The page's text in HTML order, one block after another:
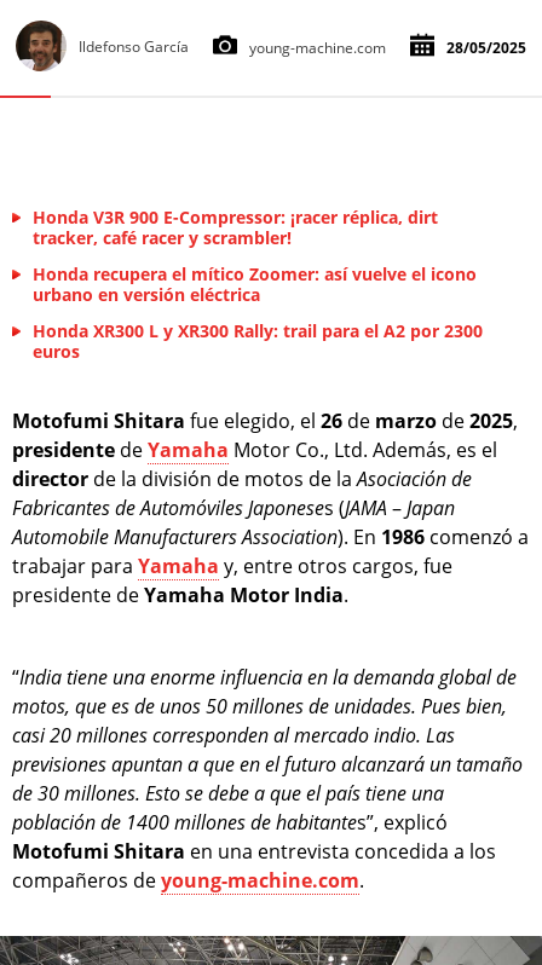
Ildefonso García young-machine.com 28/05/2025
Honda V3R 900 E-Compressor: ¡racer réplica, dirt
tracker, café racer y scrambler!
Honda recupera el mítico Zoomer: así vuelve el icono
urbano en versión eléctrica
Honda XR300 L y XR300 Rally: trail para el A2 por 2300
euros
Motofumi Shitara fue elegido, el 26 de marzo de2025,
presidente deYamaha Motor Co., Ltd. Además, es el
director de la división de motos de laAsociación de
Fabricantes de Automóviles Japoneses (JAMA –Japan
Automobile Manufacturers Association). En 1986 comenzó a
trabajar para Yamaha y, entre otros cargos, fue
presidente deYamaha Motor India.
“India tiene una enorme influencia en la demanda global de
motos, que es de unos 50 millones de unidades. Pues bien,
casi 20 millones corresponden al mercado indio. Las
previsiones apuntan a que en el futuro alcanzará un tamaño
de 30 millones. Esto se debe a que el país tiene una
población de 1400 millones de habitantes”, explicó
Motofumi Shitara en una entrevista concedida a los
compañeros deyoung-machine.com.